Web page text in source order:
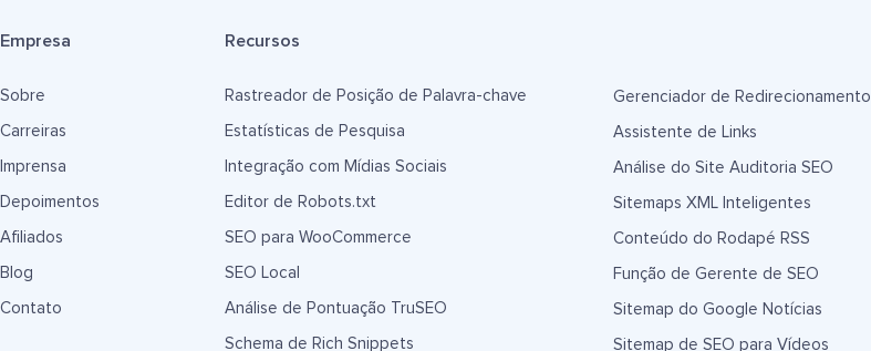
Empresa
Sobre
Carreiras
Imprensa
Depoimentos
Afiliados
Blog
Contato
Recursos
Rastreador de Posição de Palavra-chave
Estatísticas de Pesquisa
Integração com Mídias Sociais
Editor de Robots.txt
SEO para WooCommerce
SEO Local
Análise de Pontuação TruSEO
Schema de Rich Snippets
Gerenciador de Redirecionamento
Assistente de Links
Análise do Site Auditoria SEO
Sitemaps XML Inteligentes
Conteúdo do Rodapé RSS
Função de Gerente de SEO
Sitemap do Google Notícias
Sitemap de SEO para Vídeos